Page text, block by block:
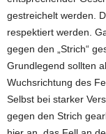
gestreichelt werden.
respektiert werden.
gegen den „Strich“
Grundlegend sollten
Wuchsrichtung des
Selbst bei starker
gegen den Strich